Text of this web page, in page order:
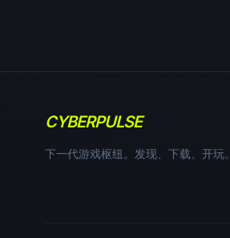
CYBERPULSE
下一代游戏枢纽。发现、下载、开玩。